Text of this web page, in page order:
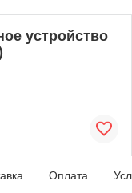
устройство
Оплата